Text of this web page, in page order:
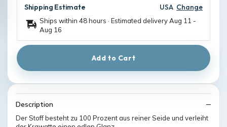
Shipping Estimate USA Change
Ships within 48 hours · Estimated deliveryAug 11 -
Aug 16
Add to Cart
Description
Der Stoff besteht zu 100 Prozent aus reiner Seide und verleiht